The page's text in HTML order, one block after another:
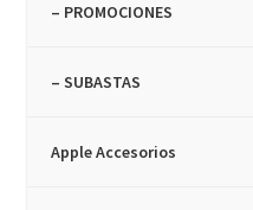
– PROMOCIONES
– SUBASTAS
Apple Accesorios